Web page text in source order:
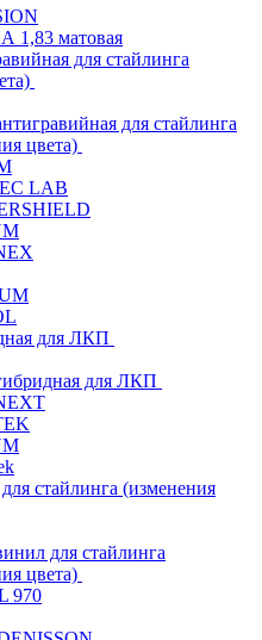
матовая
для стайлинга
для стайлинга
цвета)
LAB
для ЛКП
для ЛКП
стайлинга (изменения
для стайлинга
цвета)
970